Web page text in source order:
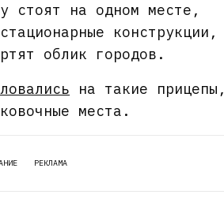
стоят на одном месте,
конструкции,
облик городов.
на такие прицепы,
места.
РЕКЛАМА